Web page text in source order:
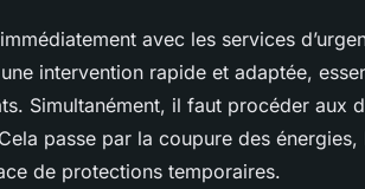
avec les services
intervention rapide et adaptée,
Simultanément, il faut procéder aux
passe par la coupure des
de protections temporaires.